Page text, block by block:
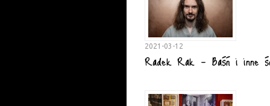
2021-03-12
Radek Rak - Baśń i inne